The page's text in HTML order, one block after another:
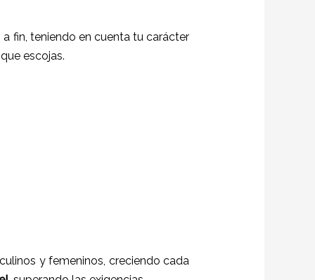
fin, teniendo en cuenta tu carácter
escojas.
y femeninos, creciendo cada